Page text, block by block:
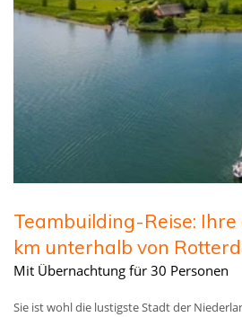
Teambuilding-Reise: Ihre
km unterhalb von
Mit Übernachtung für 30 Personen
Sie ist wohl die lustigste Stadt der